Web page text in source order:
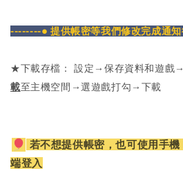
--------● 提供帳密等我們修改完成通
★下載存檔： 設定→保存資料和遊戲→
載至主機空間→選遊戲打勾→下載
若不想提供帳密，也可使用手機
端登入